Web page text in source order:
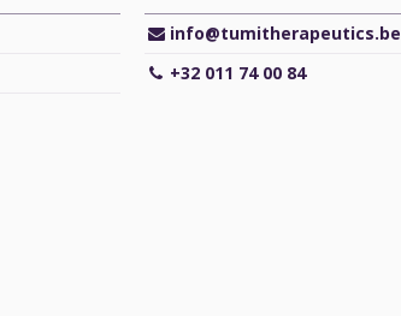
info@tumitherapeutics.be
+32 011 74 00 84